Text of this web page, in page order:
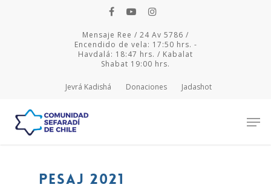
Mensaje Ree / 24 Av 5786 /
Encendido de vela: 17:50 hrs. -
Havdalá: 18:47 hrs. / Kabalat
Shabat 19:00 hrs.
Jevrá Kadishá Donaciones Jadashot
Hit enter to search or ESC to close
Pesaj 2021